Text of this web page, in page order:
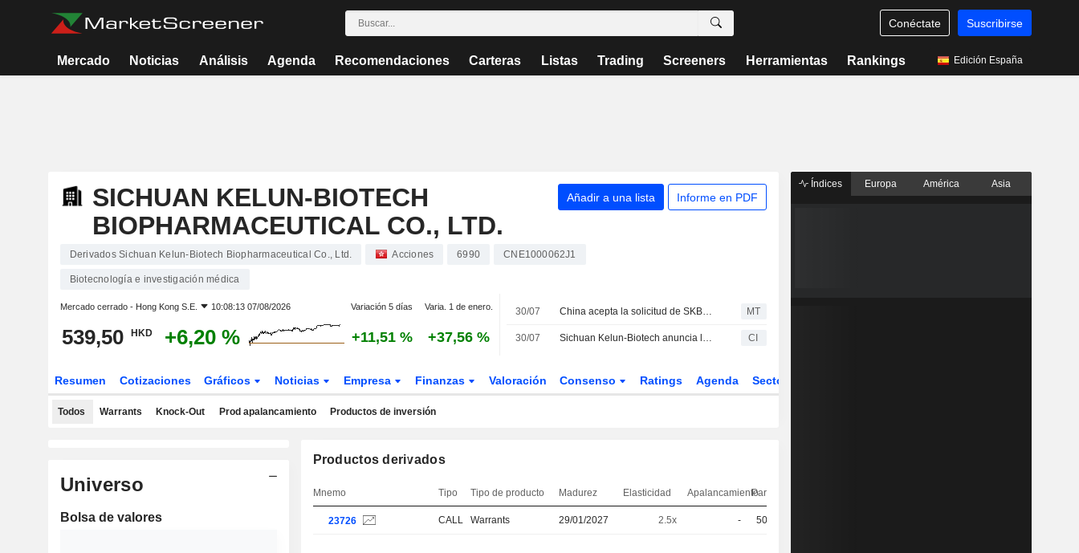
Conéctate Suscribirse
Mercado Noticias Análisis Agenda Recomendaciones Carteras Listas Trading Screeners Herramientas Rankings Edición España
SICHUAN KELUN-BIOTECH
BIOPHARMACEUTICAL CO., LTD.
Añadir a una lista Informe en PDF
Derivados Sichuan Kelun-Biotech Biopharmaceutical Co., Ltd. Acciones 6990 CNE1000062J1
Biotecnología e investigación médica
Mercado cerrado - Hong Kong S.E. 10:08:13 07/08/2026 Variación 5 días Varia. 1 de enero.
539,50 HKD +6,20 % +11,51 % +37,56 %
30/07 China acepta la solicitud de SKB Biopharma para una nueva indicación de su fármaco contra el cáncer de mama MT
30/07 Sichuan Kelun-Biotech anuncia la aceptacion de una nueva indicacion para sacituzumab tirumotecan como tratamiento de primera linea en cancer de mama triple negativo avanzado CI
Resumen Cotizaciones Gráficos Noticias Empresa Finanzas Valoración Consenso Ratings Agenda Sector
Todos Warrants Knock-Out Prod apalancamiento Productos de inversión
Universo
Bolsa de valores
Productos derivados
Mnemo Tipo Tipo de producto Madurez Elasticidad ApalancamientoParidad
23726 CALL Warrants 29/01/2027 2.5x - 500
Índices Europa América Asia